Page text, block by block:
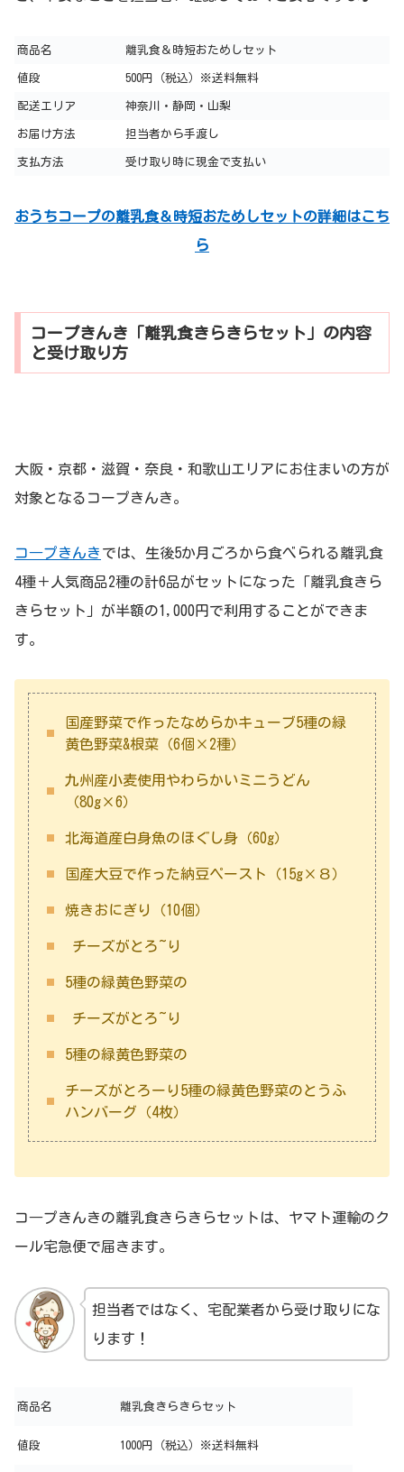
商品名 離乳食＆時短おためしセット
値段 500円（税込）※送料無料
配送エリア 神奈川・静岡・山梨
お届け方法 担当者から手渡し
支払方法 受け取り時に現金で支払い
おうちコープの離乳食＆時短おためしセットの詳細はこち
ら
コープきんき「離乳食きらきらセット」の内容
と受け取り方
大阪・京都・滋賀・奈良・和歌山エリアにお住まいの方が
対象となるコープきんき。
コ―プきんき では、生後5か月ごろから食べられる離乳食
4種＋人気商品2種の計6品がセットになった「離乳食きら
きらセット」が半額の1,000円で利用することができま
す。
国産野菜で作ったなめらかキューブ5種の緑
黄色野菜&根菜（6個×2種）
九州産小麦使用やわらかいミニうどん
（80g×6）
北海道産白身魚のほぐし身（60g）
国産大豆で作った納豆ペースト（15g×８）
焼きおにぎり（10個）
チーズがとろ~り
5種の緑黄色野菜の
チーズがとろ~り
5種の緑黄色野菜の
チーズがとろーり5種の緑黄色野菜のとうふ
ハンバーグ（4枚）
コ―プきんきの離乳食きらきらセットは、ヤマト運輸のク
ール宅急便で届きます。
担当者ではなく、宅配業者から受け取りにな
ります！
商品名 離乳食きらきらセット
値段 1000円（税込）※送料無料